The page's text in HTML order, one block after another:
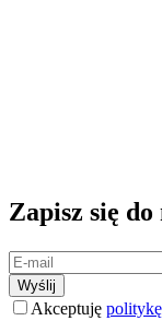
Zapisz się do
Wyślij
Akceptuję